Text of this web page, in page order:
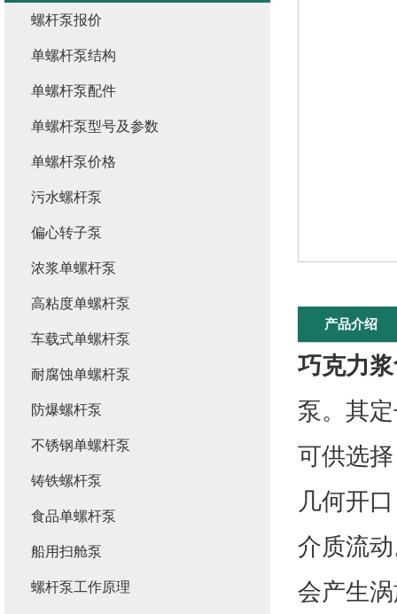
产品介绍
巧克力
泵。其
可供选
几何开
介质流
会产生
螺杆泵报价
单螺杆泵结构
单螺杆泵配件
单螺杆泵型号及参数
单螺杆泵价格
污水螺杆泵
偏心转子泵
浓浆单螺杆泵
高粘度单螺杆泵
车载式单螺杆泵
耐腐蚀单螺杆泵
防爆螺杆泵
不锈钢单螺杆泵
铸铁螺杆泵
食品单螺杆泵
船用扫舱泵
螺杆泵工作原理